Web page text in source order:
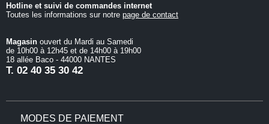
Hotline et suivi de commandes internet
Toutes les informations sur notre page de contact
Magasin ouvert du Mardi au Samedi
de 10h00 à 12h45 et de 14h00 à 19h00
18 allée Baco - 44000 NANTES
T. 02 40 35 30 42
MODES DE PAIEMENT